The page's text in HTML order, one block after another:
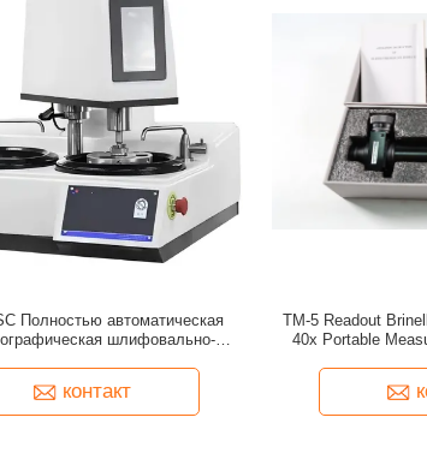
Полностью автоматическая
шлифовально-
контакт
TM-5 Readout
40x Portable